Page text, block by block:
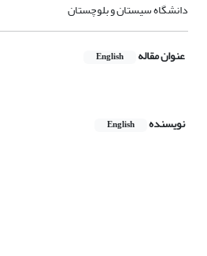
دانشگاه سیستان و بلوچستان
عنوان مقاله English
نویسنده English